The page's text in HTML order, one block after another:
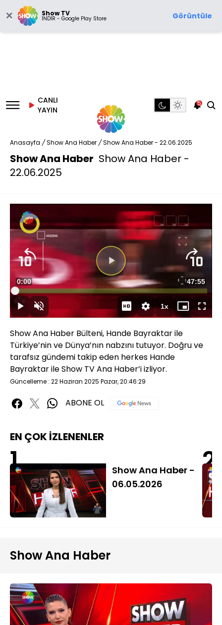
Show TV
İNDİR - Google Play Store Görüntüle
CANLI
YAYIN
5
Anasayfa / Show Ana Haber / Show Ana Haber - 22.06.2025
Show Ana Haber Show Ana Haber -
22.06.2025
Video
Oynatıcısı
yükleniyor.
Videoyu
Oynat
OynatSesi
Aç
Süre
0:00 Toplam
Süre
47:55
Yüklendi:
0.36%
1xOynatma
Hızı
Mini
oynatıcı
Tam
Ekran
Show Ana Haber Bülteni, Hande Bayraktar ile
Türkiye’nin ve Dünya’nın nabzını tutuyor. Doğru ve
tarafsız gündemi takip eden herkes Hande
Bayraktar ile Show TV Ana Haber’i izliyor.
Güncelleme : 22 Haziran 2025 Pazar, 20:46:29
ABONE OL
EN ÇOK İZLENENLER
1
Show Ana Haber -
06.05.2026
2
Show Ana Haber